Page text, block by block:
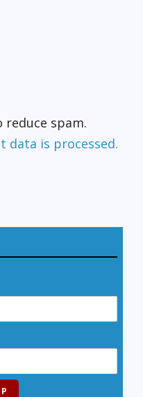
reduce spam.
data is processed.